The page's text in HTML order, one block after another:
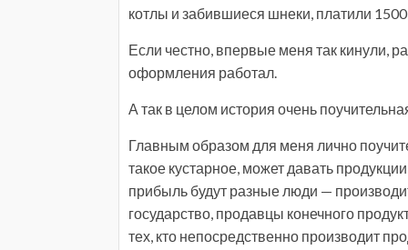
котлы и забившиеся шнеки, платили 1500
Если честно, впервые меня так кинули,
оформления работал.
А так в целом история очень
Главным образом для меня лично
такое кустарное, может давать
прибыль будут разные люди —
государство, продавцы конечного
тех, кто непосредственно производит